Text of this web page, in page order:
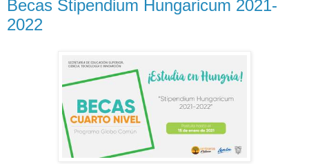
Becas Stipendium Hungaricum 2021-
2022